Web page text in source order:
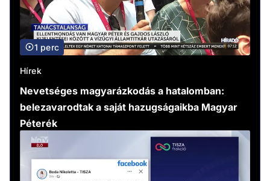
1 perc
Hírek
Nevetséges magyarázkodás a hatalomban:
belezavarodtak a saját hazugságaikba Magyar
Péterék